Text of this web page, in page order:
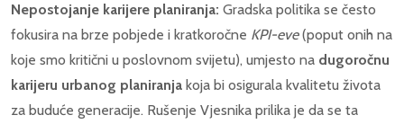
Nepostojanje karijere planiranja: Gradska politika se često
fokusira na brze pobjede i kratkoročne KPI-eve(poput onih na
koje smo kritični u poslovnom svijetu), umjesto na dugoročnu
karijeru urbanog planiranja koja bi osigurala kvalitetu života
za buduće generacije. Rušenje Vjesnika prilika je da se ta